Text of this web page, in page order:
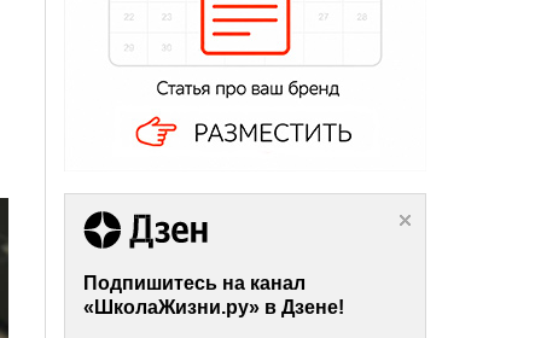
Подпишитесь на канал
«ШколаЖизни.ру» в Дзене!